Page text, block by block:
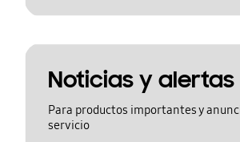
Noticias y alertas
Para productos importantes y
servicio